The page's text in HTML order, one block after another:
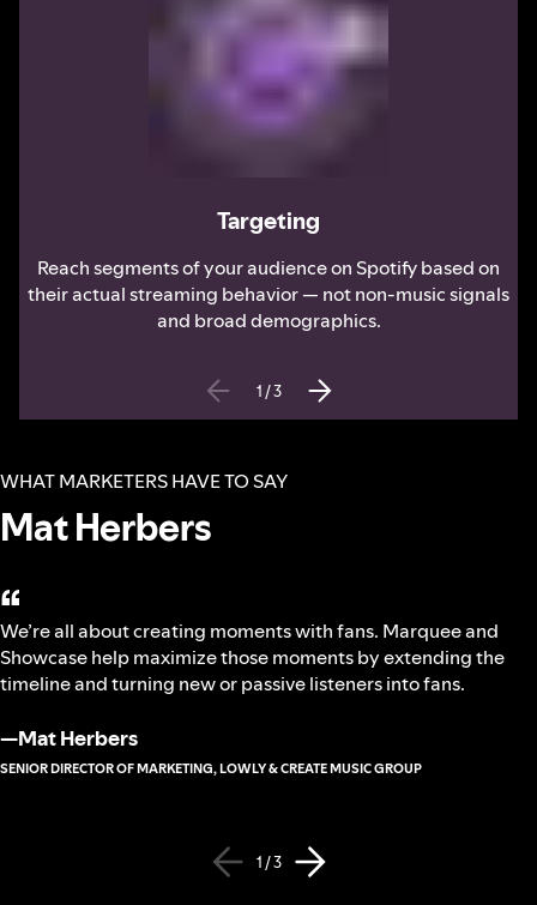
Targeting
Reach segments of your audience on Spotify based on
their actual streaming behavior — not non-music signals
and broad demographics.
1 /3
WHAT MARKETERS HAVE TO SAY
Mat Herbers
“
We’re all about creating moments with fans. Marquee and
Showcase help maximize those moments by extending the
timeline and turning new or passive listeners into fans.
—Mat Herbers
SENIOR DIRECTOR OF MARKETING, LOWLY & CREATE MUSIC GROUP
1 / 3